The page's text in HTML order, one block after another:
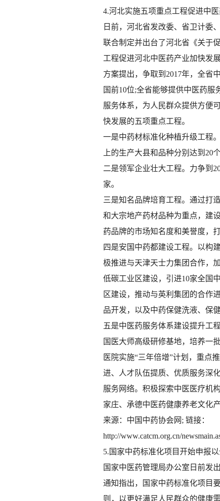
4.河北实施五项重点工程促进中
日前，河北省发改委、省卫计委
联合制定并出台了河北省《关于
工程促进河北中医药产业加快发
方案提出，争取到2017年，全省
国前10位;全省能够提供中医药
服务体系，为人民群众提供方便
快发展的五项重点工程。
一是中药材标准化种植升级工程
上的生产大县和品种分别达到
二是领军企业壮大工程。力争到
家。
三是知名品牌培育工程。通过打
和大宗地产药材品种为重点，建
药品牌的市场知名度和美誉度，
四是安国中药都建设工程。以构
极推进与天津天士力集团合作，
低碳工业区建设，引进10家全国
区建设，推动与英利集团的合作
品开发，以及中药保健洗液、保
五是中医药服务体系建设提升工
国医大师高级研修基地，培养一
医院实施“三年倍增”计划，重点
进、人才队伍提质、优质服务深
服务网络。积极探索中医医疗机
家庄、承德中医药健康养老文化
来源：中国中药协会网; 链接：
http://www.catcm.org.cn/
5.国家中药标准化项目开始申报
国家中医药管理局办公室日前发
通知指出，国家中药标准化项目
则，以更好满足人民群众的健康